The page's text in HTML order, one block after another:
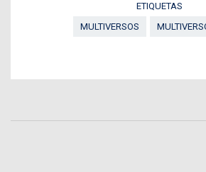
ETIQUETAS
MULTIVERSOS